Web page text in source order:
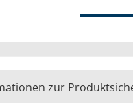
zur